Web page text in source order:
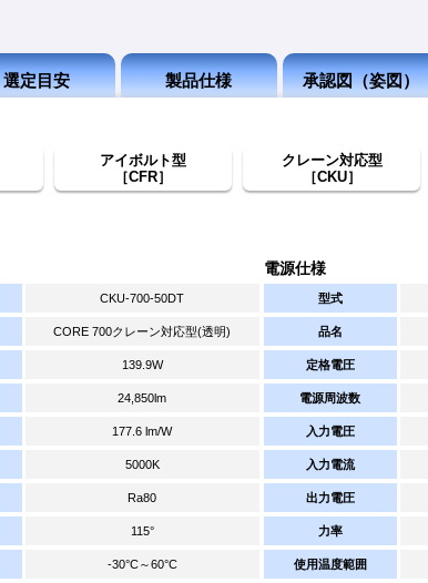
選定目安 製品仕様 承認図（姿図）
アイボルト型
［CFR］
クレーン対応型
［CKU］
CKU-700-50DT
CORE 700クレーン対応型(透明)
139.9W
24,850lm
177.6 lm/W
5000K
Ra80
115°
-30°C～60°C
電源仕様
型式
品名
定格電圧
電源周波数
入力電圧
入力電流
出力電圧
力率
使用温度範囲